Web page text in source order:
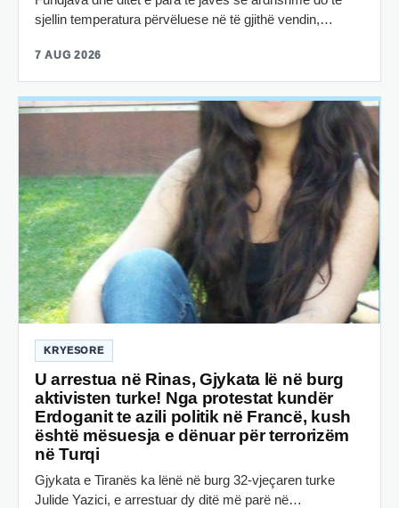
sjellin temperatura përvëluese në të gjithë vendin,…
7 AUG 2026
KRYESORE
U arrestua në Rinas, Gjykata lë në burg
aktivisten turke! Nga protestat kundër
Erdoganit te azili politik në Francë, kush
është mësuesja e dënuar për terrorizëm
në Turqi
Gjykata e Tiranës ka lënë në burg 32-vjeçaren turke
Julide Yazici, e arrestuar dy ditë më parë në…